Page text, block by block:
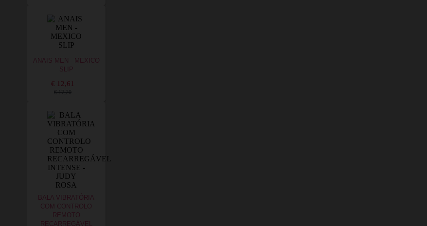
ANAIS MEN - MEXICO
SLIP
€ 12,61
€ 17,20
BALA VIBRATÓRIA
COM CONTROLO
REMOTO
RECARREGÁVEL